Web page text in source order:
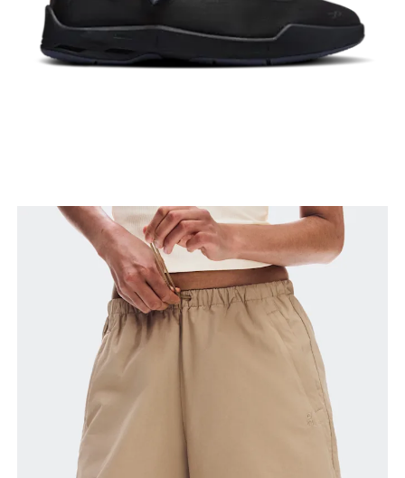
Stai in piedi a gambe leggermente divaricate.
Misura la parte più ampia della coscia.
Interno gamba